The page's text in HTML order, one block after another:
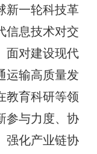
新一轮科技革
信息技术对交
面对建设现代
运输高质量发
教育科研等领
参与力度、协
强化产业链协